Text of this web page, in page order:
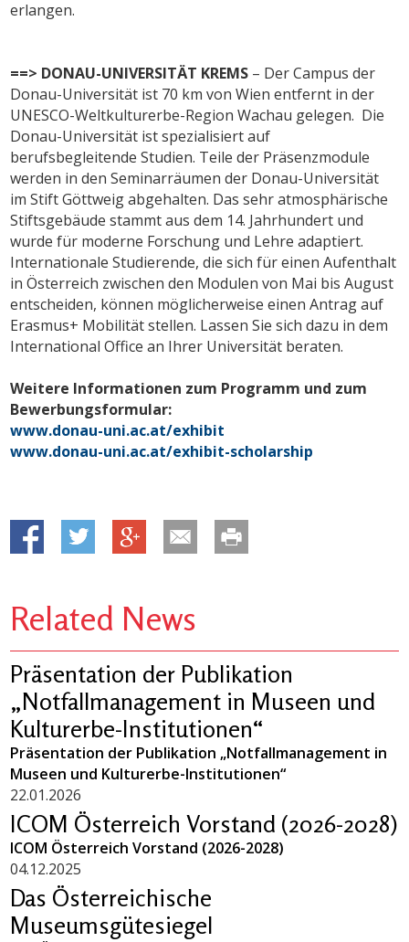
erlangen.
==> DONAU-UNIVERSITÄT KREMS – Der Campus der
Donau-Universität ist 70 km von Wien entfernt in der
UNESCO-Weltkulturerbe-Region Wachau gelegen. Die
Donau-Universität ist spezialisiert auf
berufsbegleitende Studien. Teile der Präsenzmodule
werden in den Seminarräumen der Donau-Universität
im Stift Göttweig abgehalten. Das sehr atmosphärische
Stiftsgebäude stammt aus dem 14. Jahrhundert und
wurde für moderne Forschung und Lehre adaptiert.
Internationale Studierende, die sich für einen Aufenthalt
in Österreich zwischen den Modulen von Mai bis August
entscheiden, können möglicherweise einen Antrag auf
Erasmus+ Mobilität stellen. Lassen Sie sich dazu in dem
International Office an Ihrer Universität beraten.
Weitere Informationen zum Programm und zum
Bewerbungsformular:
www.donau-uni.ac.at/exhibit
www.donau-uni.ac.at/exhibit-scholarship
Related News
Präsentation der Publikation
„Notfallmanagement in Museen und
Kulturerbe-Institutionen“
Präsentation der Publikation „Notfallmanagement in
Museen und Kulturerbe-Institutionen“
22.01.2026
ICOM Österreich Vorstand (2026-2028)
ICOM Österreich Vorstand (2026-2028)
04.12.2025
Das Österreichische
Museumsgütesiegel